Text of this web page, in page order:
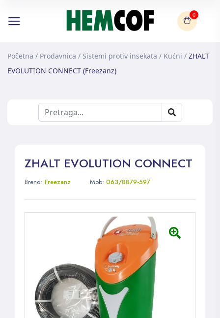
0
Početna / Prodavnica / Sistemi protiv insekata / Kućni / ZHALT
EVOLUTION CONNECT (Freezanz)
ZHALT EVOLUTION CONNECT
Brend: Freezanz Mob: 063/8879-597